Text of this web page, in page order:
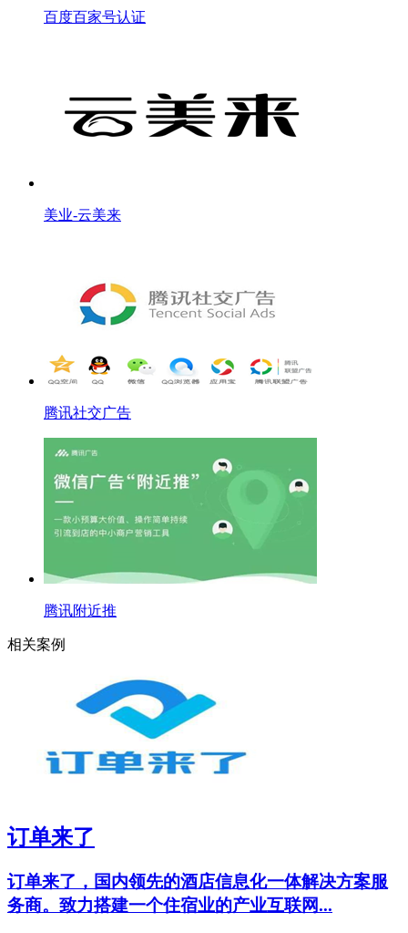
百度百家号认证
美业-云美来
腾讯社交广告
腾讯附近推
相关案例
订单来了
订单来了，国内领先的酒店信息化一体解决方案服
务商。致力搭建一个住宿业的产业互联网...